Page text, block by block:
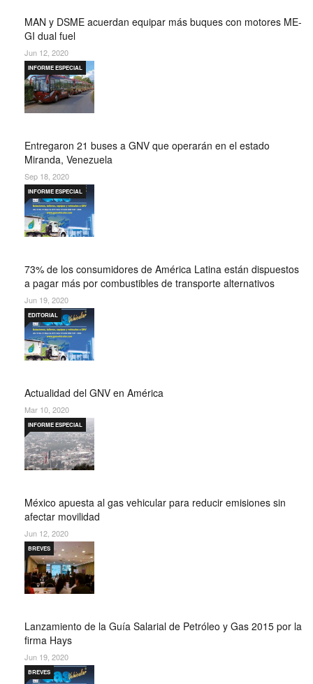
MAN y DSME acuerdan equipar más buques con motores ME-
GI dual fuel
Jun 12, 2020
Entregaron 21 buses a GNV que operarán en el estado
Miranda, Venezuela
INFORME ESPECIAL
Sep 18, 2020
73% de los consumidores de América Latina están dispuestos
a pagar más por combustibles de transporte alternativos
INFORME ESPECIAL
Jun 19, 2020
Actualidad del GNV en América
EDITORIAL
Mar 10, 2020
México apuesta al gas vehicular para reducir emisiones sin
afectar movilidad
INFORME ESPECIAL
Jun 12, 2020
Lanzamiento de la Guía Salarial de Petróleo y Gas 2015 por la
firma Hays
BREVES
Jun 19, 2020
BREVES